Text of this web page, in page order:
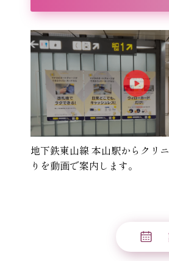
地下鉄東山線 本山駅からクリ
りを動画で案内します。